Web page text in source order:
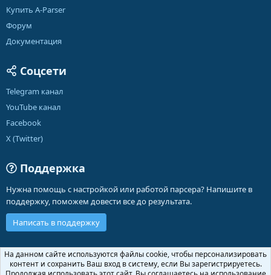
Купить A-Parser
Форум
Документация
Соцсети
Telegram канал
YouTube канал
Facebook
X (Twitter)
Поддержка
Нужна помощь с настройкой или работой парсера? Напишите в
поддержку, поможем довести все до результата.
Написать в поддержку
Russian (RU)
Обратная связь
Условия и правила
На данном сайте используются файлы cookie, чтобы персонализировать
контент и сохранить Ваш вход в систему, если Вы зарегистрируетесь.